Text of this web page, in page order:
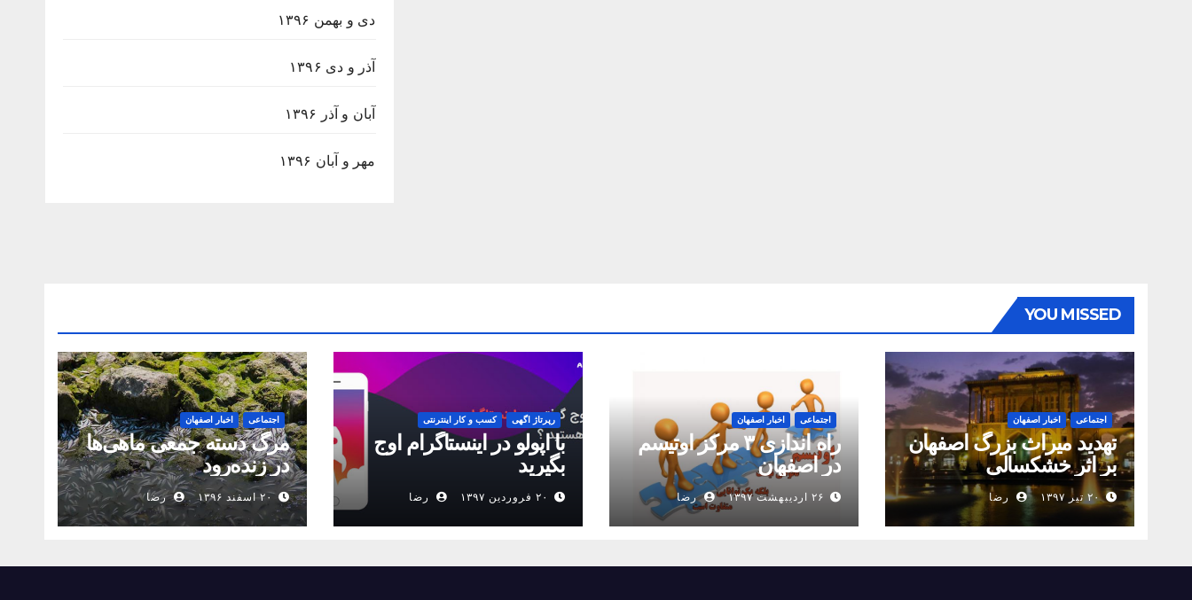
دی و بهمن ۱۳۹۶
آذر و دی ۱۳۹۶
آبان و آذر ۱۳۹۶
مهر و آبان ۱۳۹۶
YOU MISSED
اجتماعی اخبار اصفهان
تهدید میراث بزرگ اصفهان
بر اثر خشکسالی
۲۰ تیر ۱۳۹۷ رضا
اجتماعی اخبار اصفهان
راه اندازی ۳ مرکز اوتیسم
در اصفهان
۲۶ اردیبهشت ۱۳۹۷ رضا
رپرتاژ اگهی کسب و کار اینترنتی
با اپولو در اینستاگرام اوج
بگیرید
۲۰ فروردین ۱۳۹۷ رضا
اجتماعی اخبار اصفهان
مرگ دسته جمعی ماهی‌ها
در زنده‌رود
۲۰ اسفند ۱۳۹۶ رضا